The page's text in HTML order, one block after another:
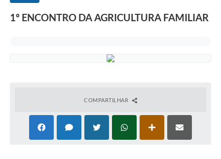
1º ENCONTRO DA AGRICULTURA FAMILIAR
COMPARTILHAR